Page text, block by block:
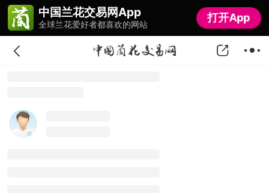
中国兰花交易网App
全球兰花爱好者都喜欢的网站
打开App
中国兰花交易网App
全球兰花爱好者都喜欢的网站
打开App